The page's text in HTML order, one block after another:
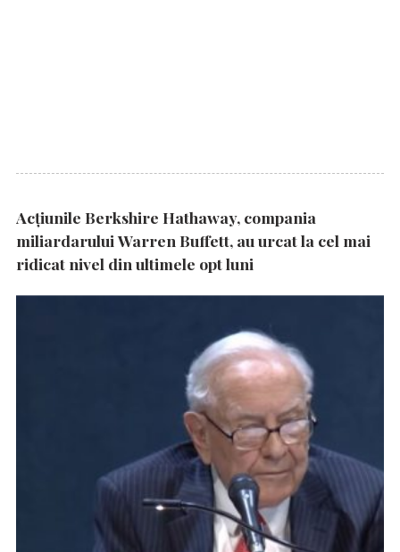
Acțiunile Berkshire Hathaway, compania
miliardarului Warren Buffett, au urcat la cel mai
ridicat nivel din ultimele opt luni